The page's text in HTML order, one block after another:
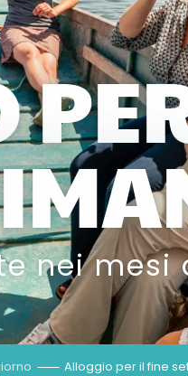
nei
Alloggio per il fine